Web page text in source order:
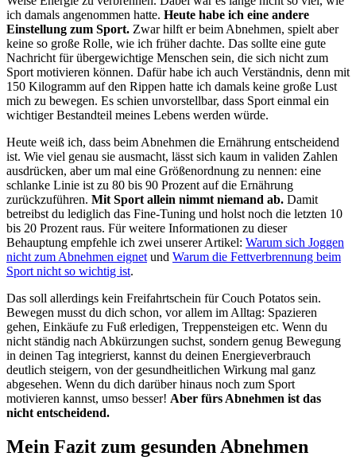
ich damals angenommen hatte. Heute habe ich eine andere
Einstellung zum Sport. Zwar hilft er beim Abnehmen, spielt aber
keine so große Rolle, wie ich früher dachte. Das sollte eine gute
Nachricht für übergewichtige Menschen sein, die sich nicht zum
Sport motivieren können. Dafür habe ich auch Verständnis, denn mit
150 Kilogramm auf den Rippen hatte ich damals keine große Lust
mich zu bewegen. Es schien unvorstellbar, dass Sport einmal ein
wichtiger Bestandteil meines Lebens werden würde.
Heute weiß ich, dass beim Abnehmen die Ernährung entscheidend
ist. Wie viel genau sie ausmacht, lässt sich kaum in validen Zahlen
ausdrücken, aber um mal eine Größenordnung zu nennen: eine
schlanke Linie ist zu 80 bis 90 Prozent auf die Ernährung
zurückzuführen. Mit Sport allein nimmt niemand ab. Damit
betreibst du lediglich das Fine-Tuning und holst noch die letzten 10
bis 20 Prozent raus. Für weitere Informationen zu dieser
Behauptung empfehle ich zwei unserer Artikel: Warum sich Joggen
nicht zum Abnehmen eignet und Warum die Fettverbrennung beim
Sport nicht so wichtig ist.
Das soll allerdings kein Freifahrtschein für Couch Potatos sein.
Bewegen musst du dich schon, vor allem im Alltag: Spazieren
gehen, Einkäufe zu Fuß erledigen, Treppensteigen etc. Wenn du
nicht ständig nach Abkürzungen suchst, sondern genug Bewegung
in deinen Tag integrierst, kannst du deinen Energieverbrauch
deutlich steigern, von der gesundheitlichen Wirkung mal ganz
abgesehen. Wenn du dich darüber hinaus noch zum Sport
motivieren kannst, umso besser! Aber fürs Abnehmen ist das
nicht entscheidend.
Mein Fazit zum gesunden Abnehmen